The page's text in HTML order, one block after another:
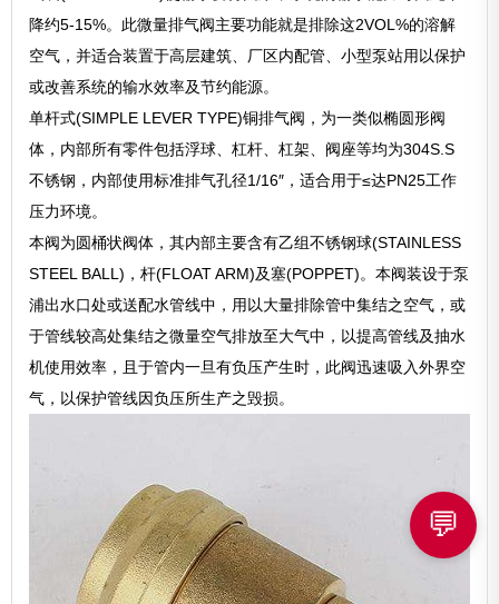
降约5-15%。此微量排气阀主要功能就是排除这2VOL%的溶解
空气，并适合装置于高层建筑、厂区内配管、小型泵站用以保护
或改善系统的输水效率及节约能源。
单杆式(SIMPLE LEVER TYPE)铜排气阀，为一类似椭圆形阀
体，内部所有零件包括浮球、杠杆、杠架、阀座等均为304S.S
不锈钢，内部使用标准排气孔径1/16″，适合用于≤达PN25工作
压力环境。
本阀为圆桶状阀体，其内部主要含有乙组不锈钢球(STAINLESS
STEEL BALL)，杆(FLOAT ARM)及塞(POPPET)。本阀装设于泵
浦出水口处或送配水管线中，用以大量排除管中集结之空气，或
于管线较高处集结之微量空气排放至大气中，以提高管线及抽水
机使用效率，且于管内一旦有负压产生时，此阀迅速吸入外界空
气，以保护管线因负压所生产之毁损。
💬